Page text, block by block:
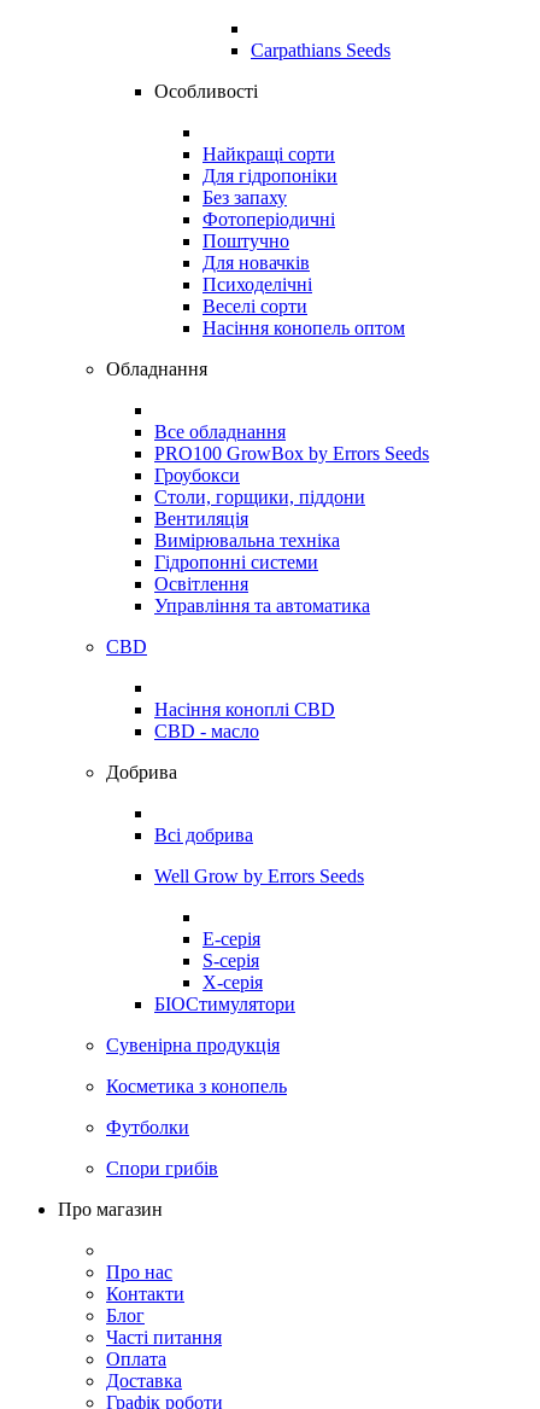
Carpathians Seeds
Особливості
Найкращі сорти
Для гідропоніки
Без запаху
Фотоперіодичні
Поштучно
Для новачків
Психоделічні
Веселі сорти
Насіння конопель оптом
Обладнання
Все обладнання
PRO100 GrowBox by Errors Seeds
Гроубокси
Столи, горщики, піддони
Вентиляція
Вимірювальна техніка
Гідропонні системи
Освітлення
Управління та автоматика
CBD
Насіння коноплі CBD
CBD - масло
Добрива
Всі добрива
Well Grow by Errors Seeds
E-серія
S-серія
X-серія
БІОСтимулятори
Сувенірна продукція
Косметика з конопель
Футболки
Спори грибів
Про магазин
Про нас
Контакти
Блог
Часті питання
Оплата
Доставка
Графік роботи